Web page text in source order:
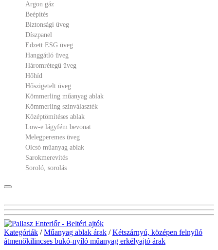
Argon gáz
Beépítés
Biztonsági üveg
Díszpanel
Edzett ESG üveg
Hanggátló üveg
Háromrétegű üveg
Hőhíd
Hőszigetelt üveg
Kömmerling műanyag ablak
Kömmerling színválaszték
Középtömítéses ablak
Low-e lágyfém bevonat
Melegperemes üveg
Olcsó műanyag ablak
Sarokmerevítés
Soroló, sorolás
Kategóriák /Műanyag ablak árak /Kétszárnyú, középen felnyíló
átmenőkilincses bukó-nyíló műanyag erkélyajtó árak